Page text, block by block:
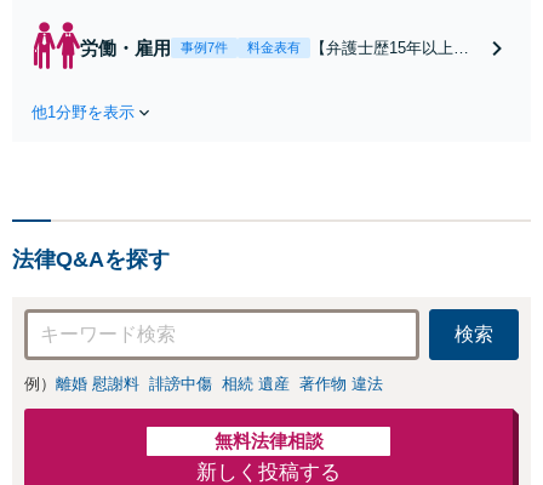
不倫による調停や
労働・雇用 事例7件 料金表有
【弁護士歴15年以上】
だける解決のためにご
他1分野を表示
法律Q&Aを探す
検索
例） 離婚 慰謝料 誹謗中傷 相続 遺産 著作物 違法
無料法律相談
新しく投稿する